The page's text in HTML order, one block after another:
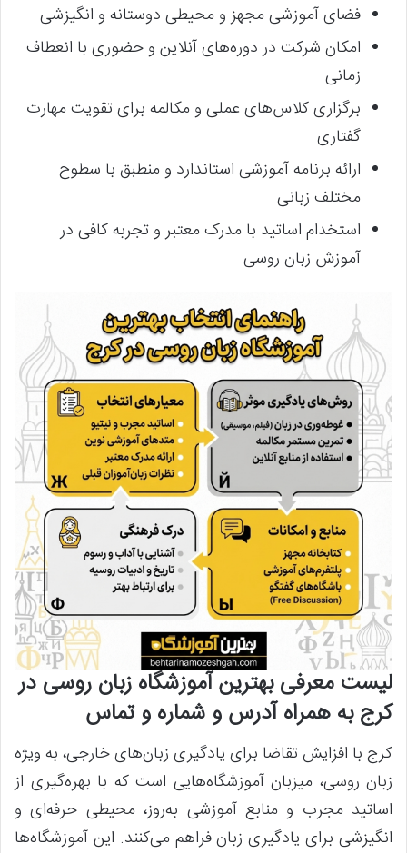
فضای آموزشی مجهز و محیطی دوستانه و انگیزشی
امکان شرکت در دوره‌های آنلاین و حضوری با انعطاف
زمانی
برگزاری کلاس‌های عملی و مکالمه برای تقویت مهارت
گفتاری
ارائه برنامه آموزشی استاندارد و منطبق با سطوح
مختلف زبانی
استخدام اساتید با مدرک معتبر و تجربه کافی در
آموزش زبان روسی
لیست معرفی بهترین آموزشگاه زبان روسی در
کرج به همراه آدرس و شماره و تماس
کرج با افزایش تقاضا برای یادگیری زبان‌های خارجی، به ویژه
زبان روسی، میزبان آموزشگاه‌هایی است که با بهره‌گیری از
اساتید مجرب و منابع آموزشی به‌روز، محیطی حرفه‌ای و
انگیزشی برای یادگیری زبان فراهم می‌کنند. این آموزشگاه‌ها